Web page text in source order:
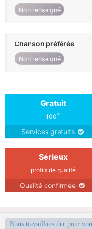
Non renseigné
Chanson préférée
Non renseigné
Gratuit
100%
Services gratuits
Sérieux
profils de qualité
Qualité confirmée
Nous travaillons dur pour